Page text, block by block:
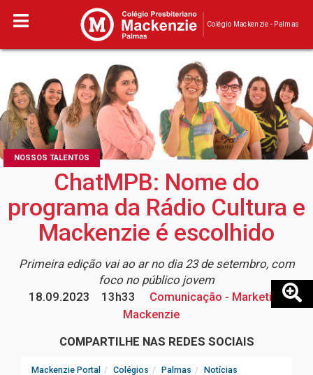
Colégio Mackenzie - Palmas
NOSSOS TALENTOS
ChatMPB: Nome do
programa da Rádio Cultura e
Mackenzie é escolhido
Primeira edição vai ao ar no dia 23 de setembro, com
foco no público jovem
18.09.2023
13h33
Comunicação - Marketing
Mackenzie
COMPARTILHE NAS REDES SOCIAIS
Mackenzie Portal Colégios Palmas
Notícias